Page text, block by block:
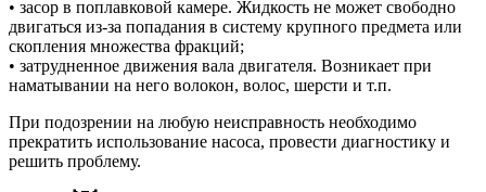
• засор в поплавковой камере. Жидкость не может свободно
двигаться из-за попадания в систему крупного предмета или
скопления множества фракций;
• затрудненное движения вала двигателя. Возникает при
наматывании на него волокон, волос, шерсти и т.п.
При подозрении на любую неисправность необходимо
прекратить использование насоса, провести диагностику и
решить проблему.